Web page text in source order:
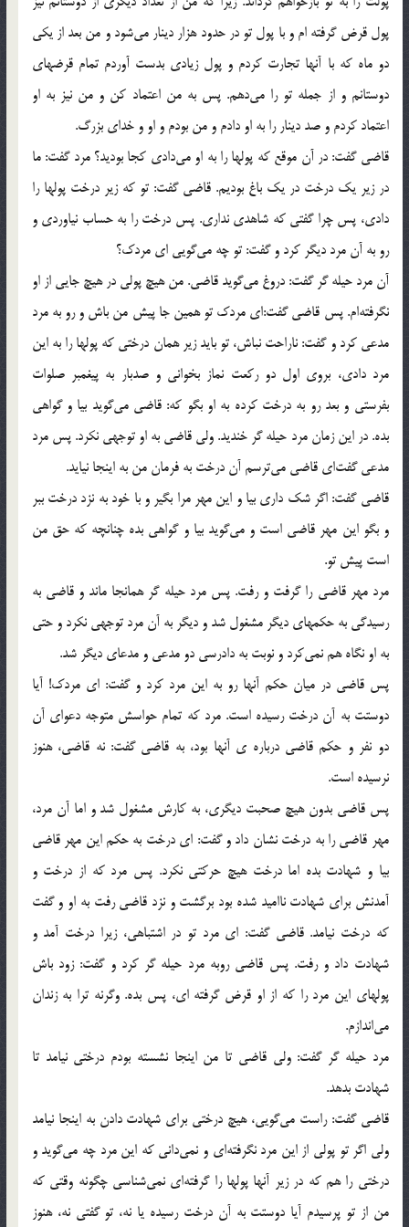
پول قرض گرفته ام و با پول تو در حدود هزار دینار می‌شود و من بعد از یکی
دو ماه که با آنها تجارت کردم و پول زیادی بدست آوردم تمام قرضهای
دوستانم و از جمله تو را می‌دهم. پس به من اعتماد کن و من نیز به او
اعتماد کردم و صد دینار را به او دادم و من بودم و او و خدای بزرگ.
قاضی گفت: در آن موقع که پولها را به او می‌دادی کجا بودید؟ مرد گفت: ما
در زیر یک درخت در یک باغ بودیم. قاضی گفت: تو که زیر درخت پولها را
دادی، پس چرا گفتی که شاهدی نداری. پس درخت را به حساب نیاوردی و
رو به آن مرد دیگر کرد و گفت: تو چه می‌گویی ‌ای مردک؟
آن مرد حیله گر گفت: دروغ می‌گوید قاضی. من هیچ پولی در هیچ جایی از او
نگرفته‌ام. پس قاضی گفت:‌ای مردک تو همین جا پیش من باش و رو به مرد
مدعی کرد و گفت: ناراحت نباش، تو باید زیر همان درختی که پولها را به این
مرد دادی، بروی اول دو رکعت نماز بخوانی و صدبار به پیغمبر صلوات
بفرستی و بعد رو به درخت کرده به او بگو که: قاضی می‌گوید بیا و گواهی
بده. در این زمان مرد حیله گر خندید. ولی قاضی به او توجهی نکرد. پس مرد
مدعی گفت‌ای قاضی می‌ترسم آن درخت به فرمان من به اینجا نیاید.
قاضی گفت: اگر شک داری بیا و این مهر مرا بگیر و با خود به نزد درخت ببر
و بگو این مهر قاضی است و می‌گوید بیا و گواهی بده چنانچه که حق من
است پیش تو.
مرد مهر قاضی را گرفت و رفت. پس مرد حیله گر همانجا ماند و قاضی به
رسیدگی به حکمهای دیگر مشغول شد و دیگر به آن مرد توجهی نکرد و حتی
به او نگاه هم نمی‌کرد و نوبت به دادرسی دو مدعی و مدعای دیگر شد.
پس قاضی در میان حکم آنها رو به این مرد کرد و گفت:‌ ای مردک! آیا
دوستت به آن درخت رسیده است. مرد که تمام حواسش متوجه دعوای آن
دو نفر و حکم قاضی درباره ی آنها بود، به قاضی گفت: نه قاضی، هنوز
نرسیده است.
پس قاضی بدون هیچ صحبت دیگری، به کارش مشغول شد و اما آن مرد،
مهر قاضی را به درخت نشان داد و گفت:‌ ای درخت به حکم این مهر قاضی
بیا و شهادت بده اما درخت هیچ حرکتی نکرد. پس مرد که از درخت و
آمدنش برای شهادت ناامید شده بود برگشت و نزد قاضی رفت به او و گفت
که درخت نیامد. قاضی گفت:‌ ای مرد تو در اشتباهی، زیرا درخت آمد و
شهادت داد و رفت. پس قاضی روبه مرد حیله گر کرد و گفت: زود باش
پولهای این مرد را که از او قرض گرفته ای، پس بده. وگرنه ترا به زندان
می‌اندازم.
مرد حیله گر گفت: ولی قاضی تا من اینجا نشسته بودم درختی نیامد تا
شهادت بدهد.
قاضی گفت: راست می‌گویی، هیچ درختی برای شهادت دادن به اینجا نیامد
ولی اگر تو پولی از این مرد نگرفته‌ای و نمی‌دانی که این مرد چه می‌گوید و
درختی را هم که در زیر آنها پولها را گرفته‌ای نمی‌شناسی چگونه وقتی که
من از تو پرسیدم آیا دوستت به آن درخت رسیده یا نه، تو گفتی نه، هنوز